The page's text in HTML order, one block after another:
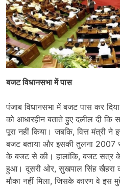
बजट विधानसभा में पास
पंजाब विधानसभा में बजट पास कर
को आधारहीन बताते हुए दलील दी कि
पूरा नहीं किया। जबकि, वित्त मंत्री
बजट बताया और इसकी तुलना 2007
के बजट से की। हालांकि, बजट सत्र के
हुआ। दूसरी ओर, सुखपाल सिंह खैहरा
मौका नहीं मिला, जिसके कारण वे इस